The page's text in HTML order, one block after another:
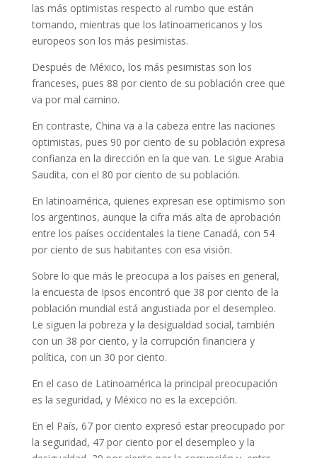
las más optimistas respecto al rumbo que están
tomando, mientras que los latinoamericanos y los
europeos son los más pesimistas.
Después de México, los más pesimistas son los
franceses, pues 88 por ciento de su población cree que
va por mal camino.
En contraste, China va a la cabeza entre las naciones
optimistas, pues 90 por ciento de su población expresa
confianza en la dirección en la que van. Le sigue Arabia
Saudita, con el 80 por ciento de su población.
En latinoamérica, quienes expresan ese optimismo son
los argentinos, aunque la cifra más alta de aprobación
entre los países occidentales la tiene Canadá, con 54
por ciento de sus habitantes con esa visión.
Sobre lo que más le preocupa a los países en general,
la encuesta de Ipsos encontró que 38 por ciento de la
población mundial está angustiada por el desempleo.
Le siguen la pobreza y la desigualdad social, también
con un 38 por ciento, y la corrupción financiera y
política, con un 30 por ciento.
En el caso de Latinoamérica la principal preocupación
es la seguridad, y México no es la excepción.
En el País, 67 por ciento expresó estar preocupado por
la seguridad, 47 por ciento por el desempleo y la